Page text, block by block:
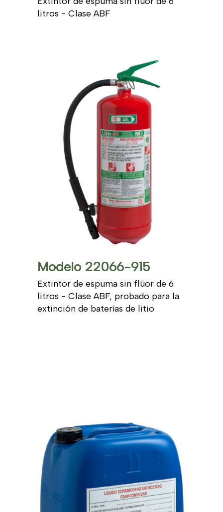
litros - Clase ABF
Modelo 22066-915
Extintor de espuma sin flúor de 6
litros - Clase ABF, probado para la
extinción de baterías de litio